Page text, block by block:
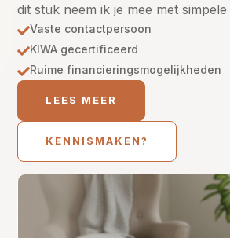
dit stuk neem ik je mee met
Vaste contactpersoon
KIWA gecertificeerd
Ruime financieringsmogelijkheden
LEES MEER
KENNISMAKEN?